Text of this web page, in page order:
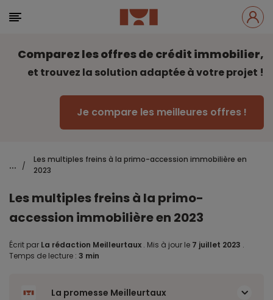
Comparez les offres de crédit immobilier,
et trouvez la solution adaptée à votre projet !
Je compare les meilleures offres !
... /
Les multiples freins à la primo-accession immobilière en
2023
Les multiples freins à la primo-
accession immobilière en 2023
Écrit par La rédaction Meilleurtaux . Mis à jour le 7 juillet 2023 .
Temps de lecture : 3 min
La promesse Meilleurtaux